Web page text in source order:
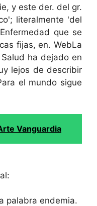
y este der. del gr.
literalmente 'del
que se
fijas, en. WebLa
ha dejado en
lejos de describir
el mundo sigue
Vanguardia
palabra endemia.